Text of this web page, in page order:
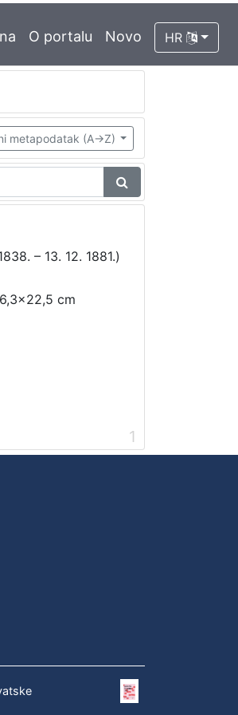
O portalu Novo HR
metapodatak (A->Z)
– 13. 12. 1881.)
cm
1